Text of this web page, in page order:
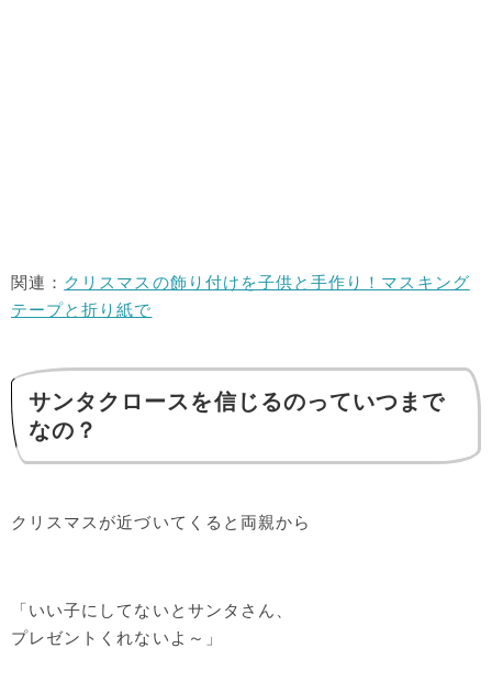
関連： クリスマスの飾り付けを子供と手作り！マスキング
テープと折り紙で
サンタクロースを信じるのっていつまで
なの？
クリスマスが近づいてくると両親から
「いい子にしてないとサンタさん、
プレゼントくれないよ～」